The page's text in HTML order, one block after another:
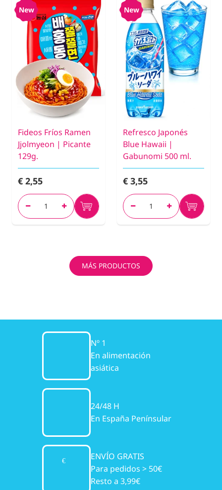
New
Fideos Fríos Ramen
Jjolmyeon | Picante
129g.
€ 2,55
New
Refresco Japonés
Blue Hawaii |
Gabunomi 500 ml.
€ 3,55
MÁS PRODUCTOS
Nº 1
En alimentación
asiática
24/48 H
En España Penínsular
ENVÍO GRATIS
Para pedidos > 50€
Resto a 3,99€